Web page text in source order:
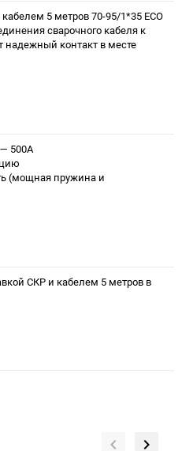
5 метров 70-95/1*35 ECO
сварочного кабеля к
надежный контакт в месте
500А
(мощная пружина и
СКР и кабелем 5 метров в